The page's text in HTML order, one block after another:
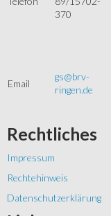
370
Email
gs@brv-
ringen.de
Rechtliches
Impressum
Rechtehinweis
Datenschutzerklärung